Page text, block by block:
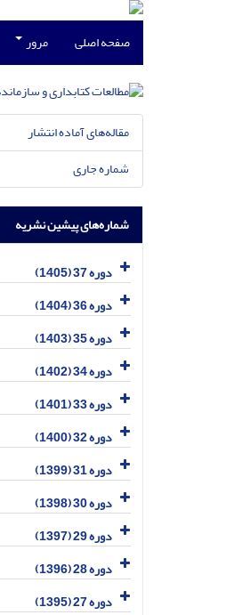
صفحه اصلی مرور
مقاله‌های آماده انتشار
شماره جاری
شماره‌های پیشین نشریه
دوره 37 (1405)
دوره 36 (1404)
دوره 35 (1403)
دوره 34 (1402)
دوره 33 (1401)
دوره 32 (1400)
دوره 31 (1399)
دوره 30 (1398)
دوره 29 (1397)
دوره 28 (1396)
دوره 27 (1395)